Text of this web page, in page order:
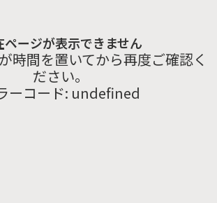
ページが表示できません
時間を置いてから再度ご確認く
ださい。
ーコード: undefined